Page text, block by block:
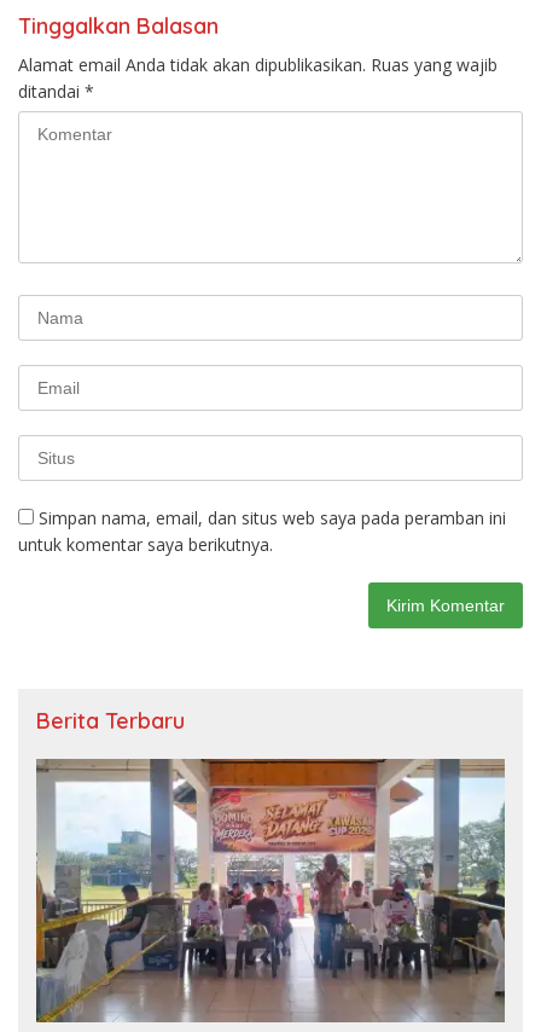
Tinggalkan Balasan
Alamat email Anda tidak akan dipublikasikan. Ruas yang wajib
ditandai *
Simpan nama, email, dan situs web saya pada peramban ini
untuk komentar saya berikutnya.
Berita Terbaru